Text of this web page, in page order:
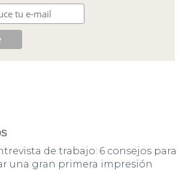
de trabajo: 6 consejos para
una gran primera impresión